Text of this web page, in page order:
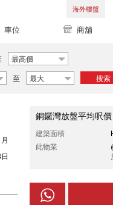
海外樓盤
車位 商舖
最高價
至 最大 搜索
銅鑼灣放盤平均呎價
建築面積
此物業